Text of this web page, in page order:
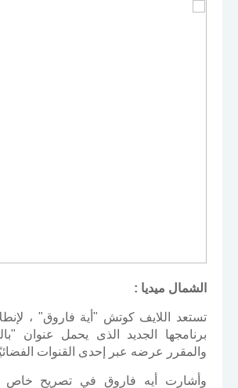
الشمال ميديا :
تستعد اللايف كوتش "أية فاروق" ،
برنامجها الجديد الذى يحمل عنوان
والمقرر عرضه عبر إحدى القنوات
وأشارت أيه فاروق في تصريح خاص